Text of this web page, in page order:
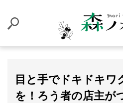
目と手でドキドキワ
を！ろう者の店主が